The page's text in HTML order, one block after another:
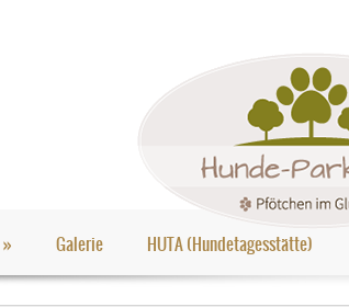
» Galerie HUTA (Hundetagesstätte)